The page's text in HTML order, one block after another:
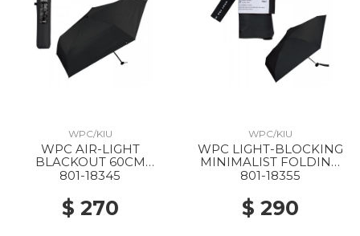
WPC/KIU
WPC AIR-LIGHT
BLACKOUT 60CM
FOLDING PARASOL
801-18345
$ 270
WPC/KIU
WPC LIGHT-BLOCKING
MINIMALIST FOLDING
PARASOL BLACK
801-18355
$ 290